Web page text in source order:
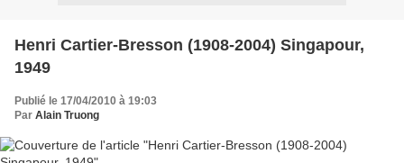
Henri Cartier-Bresson (1908-2004) Singapour,
1949
Publié le 17/04/2010 à 19:03
Par Alain Truong